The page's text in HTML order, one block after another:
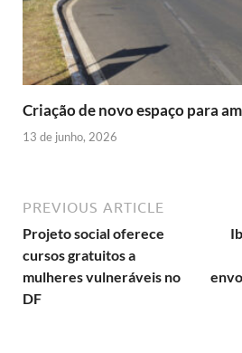
Criação de novo espaço para
13 de junho, 2026
PREVIOUS ARTICLE
Projeto social oferece
cursos gratuitos a
mulheres vulneráveis no
DF